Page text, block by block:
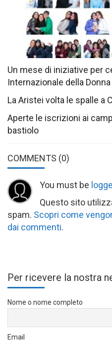
Un mese di iniziative per
Internazionale della Donna
La Aristei volta le spalle a
Aperte le iscrizioni ai
bastiolo
COMMENTS (0)
You must be
Questo sito
spam. Scopri come
dai commenti.
Per ricevere la nostra
Nome o nome completo
Email